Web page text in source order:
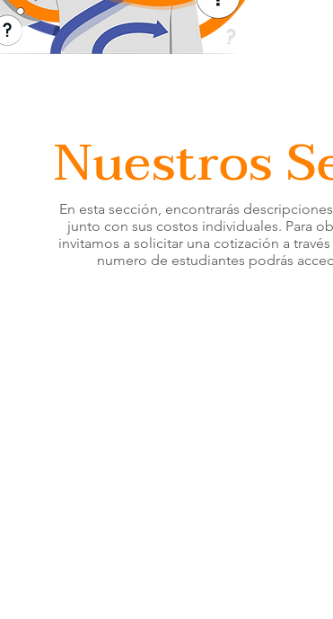
Nuestros
En esta sección, encontrarás
junto con sus costos individuales. Para
invitamos a solicitar una cotización a
numero de estudiantes podrás